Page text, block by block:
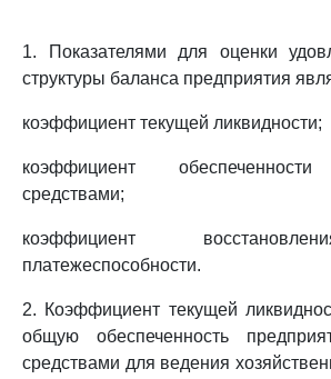
1. Показателями для оценки
структуры баланса предприятия
коэффициент текущей ликвидности;
коэффициент
средствами;
коэффициент
платежеспособности.
2. Коэффициент текущей
общую обеспеченность
средствами для ведения